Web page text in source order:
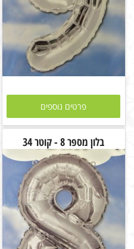
פרטים נוספים
בלון מספר 8 - קוטר 34